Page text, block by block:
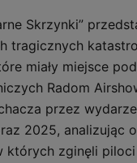
Skrzynki”
tragicznych
miały miejsce
Radom
przez
2025, analizując
których zginęli